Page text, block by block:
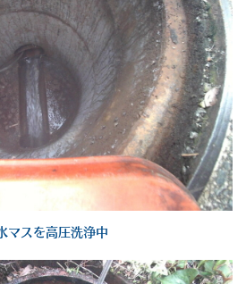
マスを高圧洗浄中